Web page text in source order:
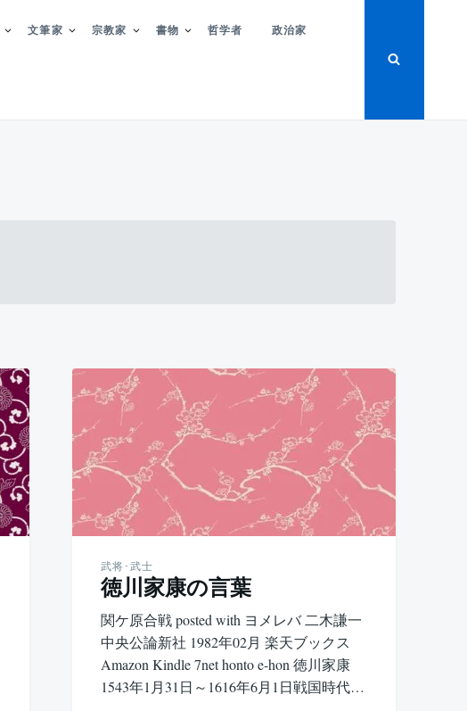
文筆家 宗教家 書物 哲学者 政治家
武将･武士
徳川家康の言葉
関ケ原合戦 posted with ヨメレバ 二木謙一
中央公論新社 1982年02月 楽天ブックス
Amazon Kindle 7net honto e-hon 徳川家康
1543年1月31日～1616年6月1日戦国時代…